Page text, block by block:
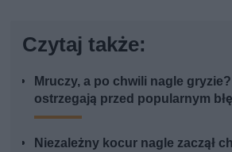
Czytaj także:
Mruczy, a po chwili nagle
ostrzegają przed popularnym
Niezależny kocur nagle zaczął